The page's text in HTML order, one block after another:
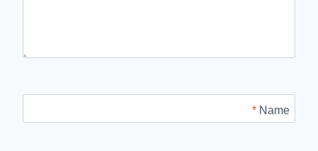
Name
*